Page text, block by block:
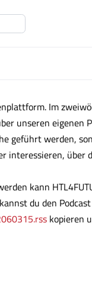
Im
unseren eigenen
geführt werden,
interessieren, über
kann
du den
kopieren